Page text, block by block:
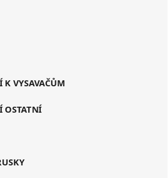
K VYSAVAČŮM
OSTATNÍ